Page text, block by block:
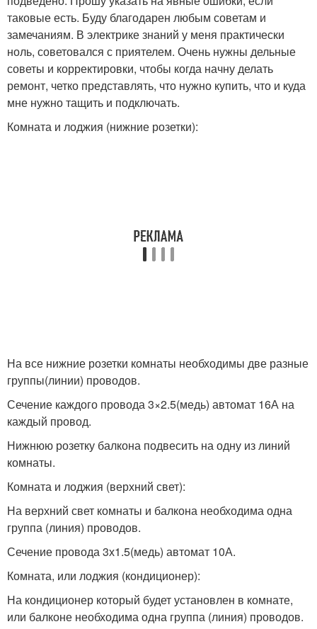
таковые есть. Буду благодарен любым советам и
замечаниям. В электрике знаний у меня практически
ноль, советовался с приятелем. Очень нужны дельные
советы и корректировки, чтобы когда начну делать
ремонт, четко представлять, что нужно купить, что и куда
мне нужно тащить и подключать.
Комната и лоджия (нижние розетки):
На все нижние розетки комнаты необходимы две разные
группы(линии) проводов.
Сечение каждого провода 3×2.5(медь) автомат 16А на
каждый провод.
Нижнюю розетку балкона подвесить на одну из линий
комнаты.
Комната и лоджия (верхний свет):
На верхний свет комнаты и балкона необходима одна
группа (линия) проводов.
Сечение провода 3х1.5(медь) автомат 10А.
Комната, или лоджия (кондиционер):
На кондиционер который будет установлен в комнате,
или балконе необходима одна группа (линия) проводов.